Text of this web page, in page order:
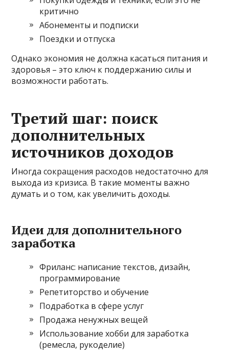
критично
Абонементы и подписки
Поездки и отпуска
Однако экономия не должна касаться питания и
здоровья – это ключ к поддержанию силы и
возможности работать.
Третий шаг: поиск
дополнительных
источников доходов
Иногда сокращения расходов недостаточно для
выхода из кризиса. В такие моменты важно
думать и о том, как увеличить доходы.
Идеи для дополнительного
заработка
Фриланс: написание текстов, дизайн,
программирование
Репетиторство и обучение
Подработка в сфере услуг
Продажа ненужных вещей
Использование хобби для заработка
(ремесла, рукоделие)